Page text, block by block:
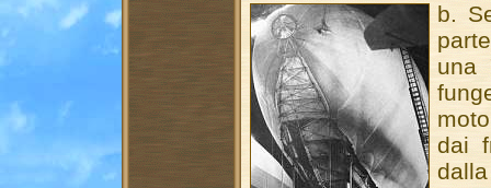
b.
una
dai